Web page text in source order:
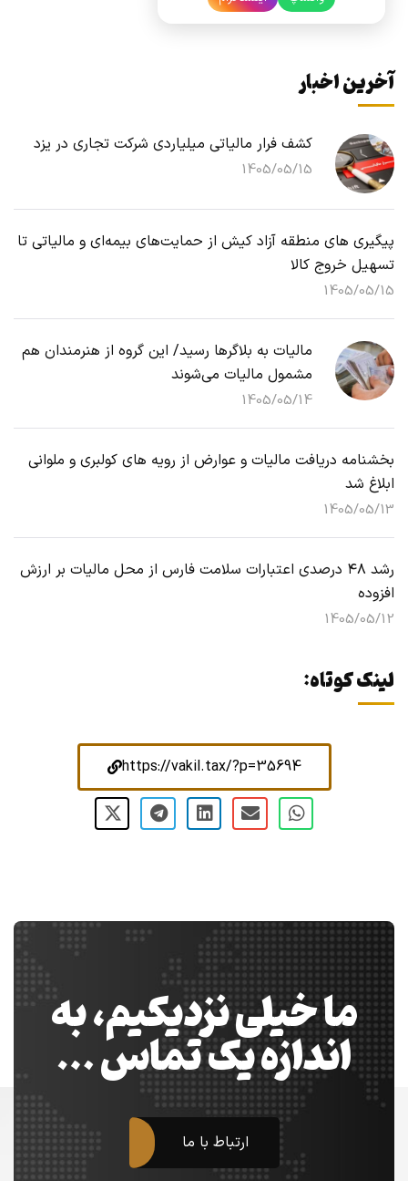
آخرین اخبار
کشف فرار مالیاتی میلیاردی شرکت تجاری در یزد
1405/05/15
پیگیری های منطقه آزاد کیش از حمایت‌های بیمه‌ای و مالیاتی تا
تسهیل خروج کالا
1405/05/15
مالیات به بلاگرها رسید/ این گروه از هنرمندان هم
مشمول مالیات می‌شوند
1405/05/14
بخشنامه دریافت مالیات و عوارض از رویه های کولبری و ملوانی
ابلاغ شد
1405/05/13
رشد ۴۸ درصدی اعتبارات سلامت فارس از محل مالیات بر ارزش
افزوده
1405/05/12
لینک کوتاه:
https://vakil.tax/?p=35694
ما خیلی نزدیکیم، به
اندازه یک تماس …
ارتباط با ما